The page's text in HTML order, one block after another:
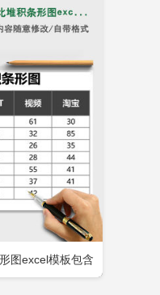
图excel模板包含
立即下载